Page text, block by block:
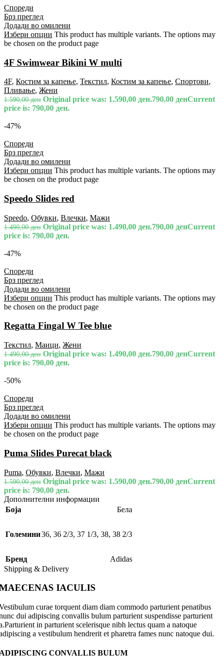
Спореди
Брз преглед
Додади во омилени
Избери опции This product has multiple variants. The options may
be chosen on the product page
4F Swimwear Bikini W multi
4F, Костим за капење, Текстил, Костим за капење, Спортови,
Пливање, Жени
1.590,00ден Original price was: 1.590,00 ден.790,00 денCurrent
price is: 790,00 ден.
-47%
Спореди
Брз преглед
Додади во омилени
Избери опции This product has multiple variants. The options may
be chosen on the product page
Speedo Slides red
Speedo, Обувки, Влечки, Мажи
1.490,00ден Original price was: 1.490,00 ден.790,00 денCurrent
price is: 790,00 ден.
-47%
Спореди
Брз преглед
Додади во омилени
Избери опции This product has multiple variants. The options may
be chosen on the product page
Regatta Fingal W Tee blue
Текстил, Маици, Жени
1.490,00ден Original price was: 1.490,00 ден.790,00 денCurrent
price is: 790,00 ден.
-50%
Спореди
Брз преглед
Додади во омилени
Избери опции This product has multiple variants. The options may
be chosen on the product page
Puma Slides Purecat black
Puma, Обувки, Влечки, Мажи
1.590,00ден Original price was: 1.590,00 ден.790,00 денCurrent
price is: 790,00 ден.
Дополнителни информации
Боја
Бела
Големини36, 36 2/3, 37 1/3, 38, 38 2/3
Бренд
Adidas
Shipping & Delivery
IACULIS
curae torquent diam diam commodo parturient penatibus
dui adipiscing convallis bulum parturient suspendisse parturient
in parturient scelerisque nibh lectus quam a natoque
a vestibulum hendrerit et pharetra fames nunc natoque dui.
CONVALLIS BULUM